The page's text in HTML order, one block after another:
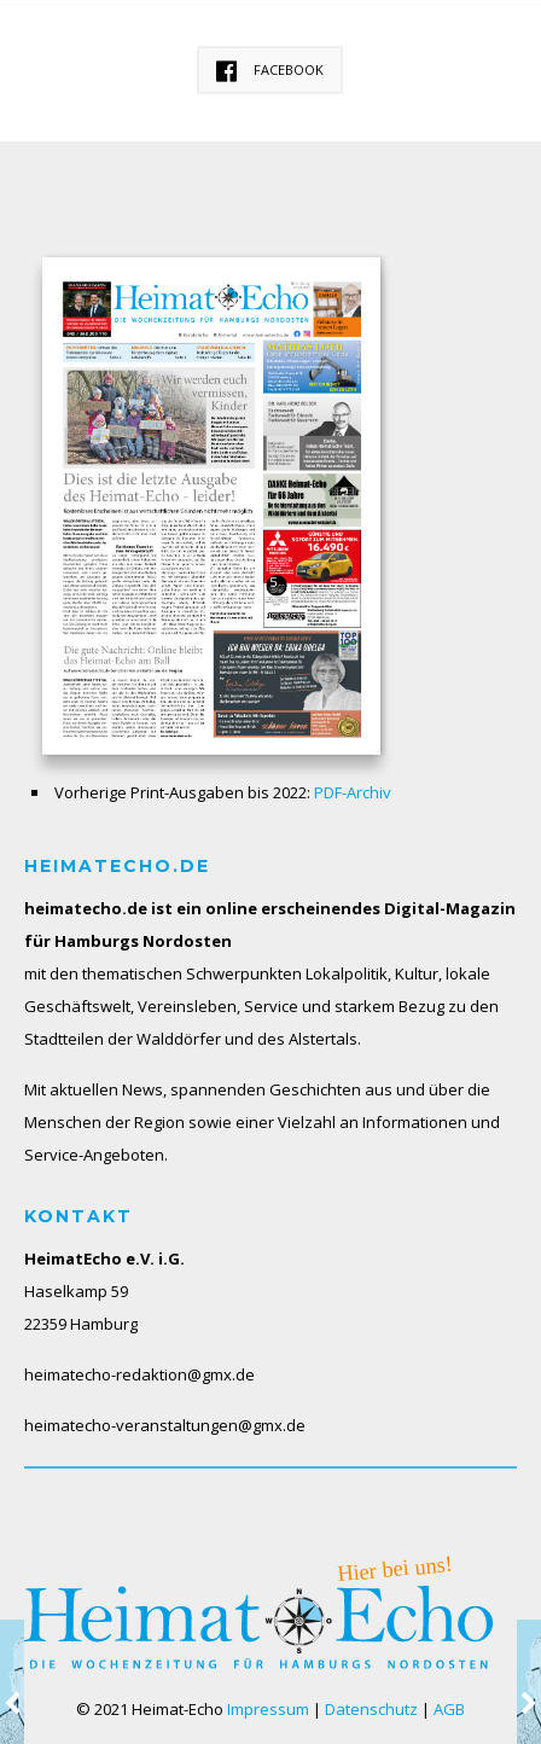
FACEBOOK
Vorherige Print-Ausgaben bis 2022: PDF-Archiv
HEIMATECHO.DE
heimatecho.de ist ein online erscheinendes Digital-Magazin
für Hamburgs Nordosten
mit den thematischen Schwerpunkten Lokalpolitik, Kultur, lokale
Geschäftswelt, Vereinsleben, Service und starkem Bezug zu den
Stadtteilen der Walddörfer und des Alstertals.
Mit aktuellen News, spannenden Geschichten aus und über die
Menschen der Region sowie einer Vielzahl an Informationen und
Service-Angeboten.
KONTAKT
HeimatEcho e.V. i.G.
Haselkamp 59
22359 Hamburg
heimatecho-redaktion@gmx.de
heimatecho-veranstaltungen@gmx.de
© 2021 Heimat-Echo Impressum | Datenschutz | AGB